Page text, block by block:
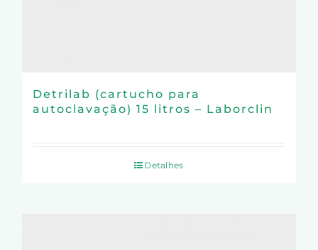
Detrilab (cartucho para
autoclavação) 15 litros – Laborclin
Detalhes